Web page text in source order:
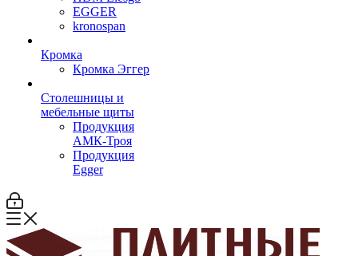
EGGER
kronospan
Кромка
Кромка Эггер
Столешницы и
мебельные щиты
Продукция
АМК-Троя
Продукция
Egger